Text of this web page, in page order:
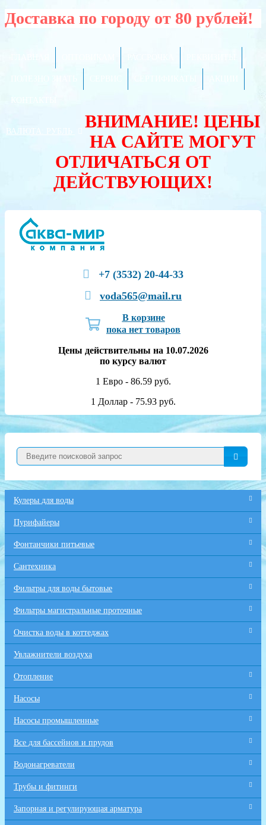
Доставка по городу от 80 рублей!
ВАЛЮТА:
ВНИМАНИЕ! ЦЕНЫ
НА САЙТЕ МОГУТ
ОТЛИЧАТЬСЯ ОТ
ДЕЙСТВУЮЩИХ!
+7 (3532) 20-44-33
voda565@mail.ru
В корзине
пока нет товаров
Цены действительны на 10.07.2026
по курсу валют
1 Евро - 86.59 руб.
1 Доллар - 75.93 руб.
Кулеры для воды
Пурифайеры
Фонтанчики питьевые
Сантехника
Фильтры для воды бытовые
Фильтры магистральные проточные
Очистка воды в коттеджах
Увлажнители воздуха
Отопление
Насосы
Насосы промышленные
Все для бaссейнов и прудов
Водонагреватели
Трубы и фитинги
Запорная и регулирующая арматура